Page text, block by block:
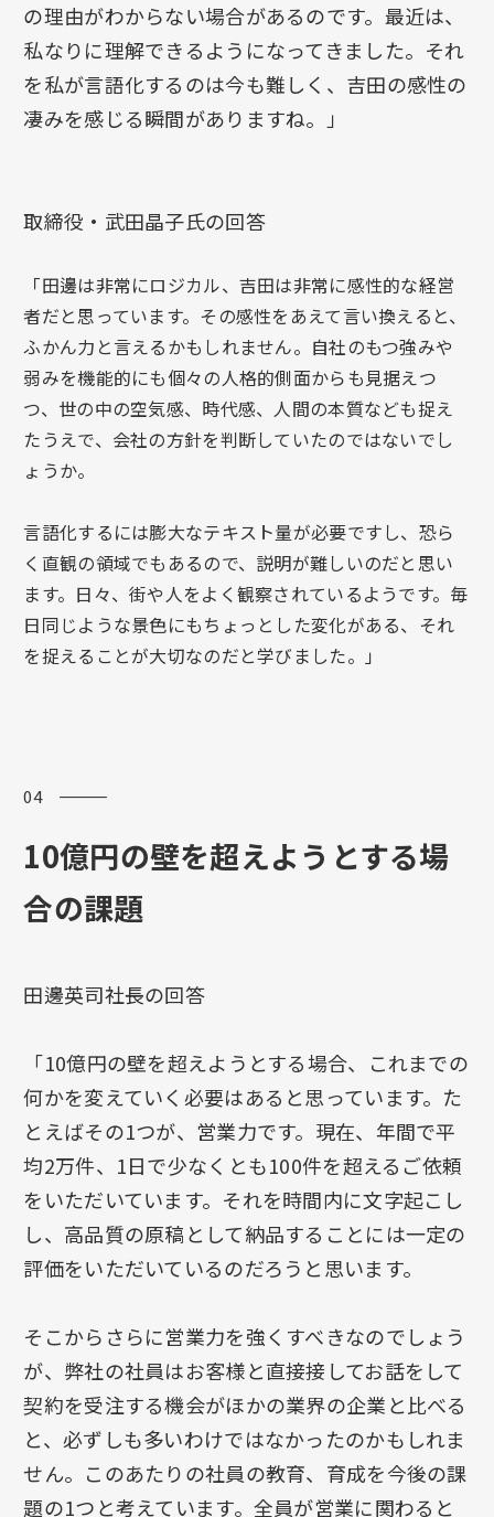
の理由がわからない場合があるのです。最近は、
私なりに理解できるようになってきました。それ
を私が言語化するのは今も難しく、吉田の感性の
凄みを感じる瞬間がありますね。」
取締役・武田晶子氏の回答
「田邊は非常にロジカル、吉田は非常に感性的な経営
者だと思っています。その感性をあえて言い換えると、
ふかん力と言えるかもしれません。自社のもつ強みや
弱みを機能的にも個々の人格的側面からも見据えつ
つ、世の中の空気感、時代感、人間の本質なども捉え
たうえで、会社の方針を判断していたのではないでし
ょうか。
言語化するには膨大なテキスト量が必要ですし、恐ら
く直観の領域でもあるので、説明が難しいのだと思い
ます。日々、街や人をよく観察されているようです。毎
日同じような景色にもちょっとした変化がある、それ
を捉えることが大切なのだと学びました。」
04 ―――
10億円の壁を超えようとする場
合の課題
田邊英司社長の回答
「10億円の壁を超えようとする場合、これまでの
何かを変えていく必要はあると思っています。た
とえばその1つが、営業力です。現在、年間で平
均2万件、1日で少なくとも100件を超えるご依頼
をいただいています。それを時間内に文字起こし
し、高品質の原稿として納品することには一定の
評価をいただいているのだろうと思います。
そこからさらに営業力を強くすべきなのでしょう
が、弊社の社員はお客様と直接接してお話をして
契約を受注する機会がほかの業界の企業と比べる
と、必ずしも多いわけではなかったのかもしれま
せん。このあたりの社員の教育、育成を今後の課
題の1つと考えています。全員が営業に関わると